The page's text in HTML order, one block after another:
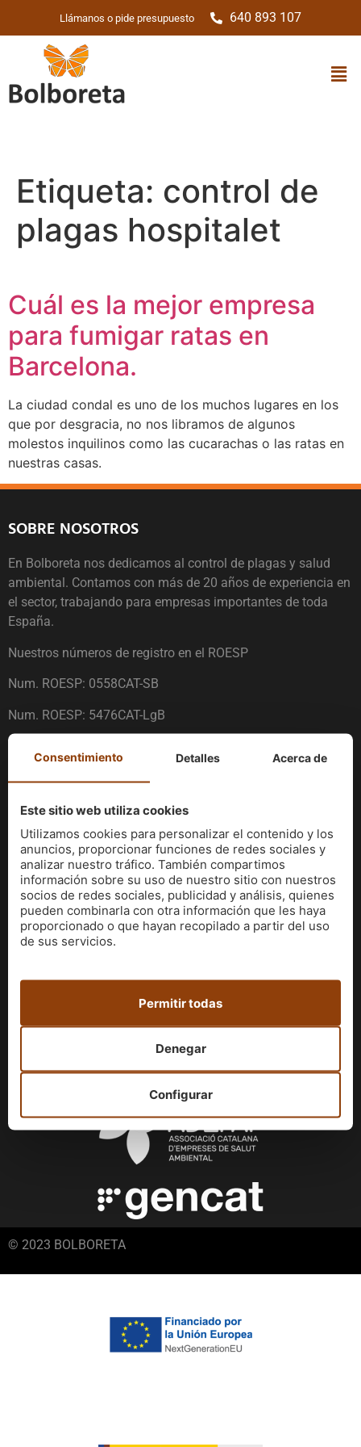
Llámanos o pide presupuesto 640 893 107
Etiqueta: control de
plagas hospitalet
Cuál es la mejor empresa
para fumigar ratas en
Barcelona.
La ciudad condal es uno de los muchos lugares en los
que por desgracia, no nos libramos de algunos
molestos inquilinos como las cucarachas o las ratas en
nuestras casas.
SOBRE NOSOTROS
En Bolboreta nos dedicamos al control de plagas y salud
ambiental. Contamos con más de 20 años de experiencia en
el sector, trabajando para empresas importantes de toda
España.
Nuestros números de registro en el ROESP
Num. ROESP: 0558CAT-SB
Num. ROESP: 5476CAT-LgB
ENLACES DE INTERÉS
Política de cookies
Aviso Legal
Síguenos en Facebook
¡Mira nuestras fotos en Instagram!
DIRECCIÓN Y CONTACTO
640 893 107
© 2023 BOLBORETA
Consentimiento Detalles Acerca de
Este sitio web utiliza cookies
Utilizamos cookies para personalizar el contenido y los
anuncios, proporcionar funciones de redes sociales y
analizar nuestro tráfico. También compartimos
información sobre su uso de nuestro sitio con nuestros
socios de redes sociales, publicidad y análisis, quienes
pueden combinarla con otra información que les haya
proporcionado o que hayan recopilado a partir del uso
de sus servicios.
Configurar
Denegar
Permitir todas